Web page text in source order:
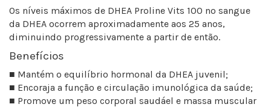
Os níveis máximos de DHEA Proline Vits 100 no sangue
da DHEA ocorrem aproximadamente aos 25 anos,
diminuindo progressivamente a partir de então.
Benefícios
■ Mantém o equilíbrio hormonal da DHEA juvenil;
■ Encoraja a função e circulação imunológica da saúde;
■ Promove um peso corporal saudáel e massa muscular